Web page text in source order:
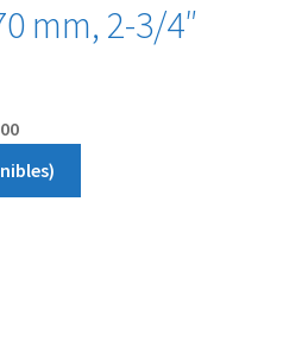
mm, 2-3/4″